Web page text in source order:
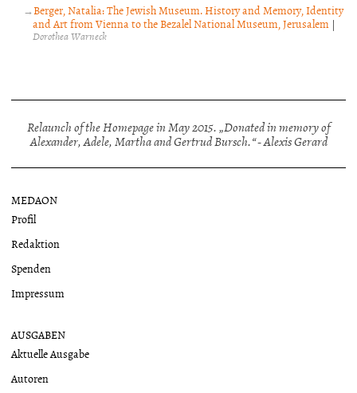
Berger, Natalia: The Jewish Museum. History and Memory, Identity
and Art from Vienna to the Bezalel National Museum, Jerusalem |
Dorothea Warneck
Relaunch of the Homepage in May 2015. „Donated in memory of
Alexander, Adele, Martha and Gertrud Bursch.“ - Alexis Gerard
MEDAON
Profil
Redaktion
Spenden
Impressum
AUSGABEN
Aktuelle Ausgabe
Autoren